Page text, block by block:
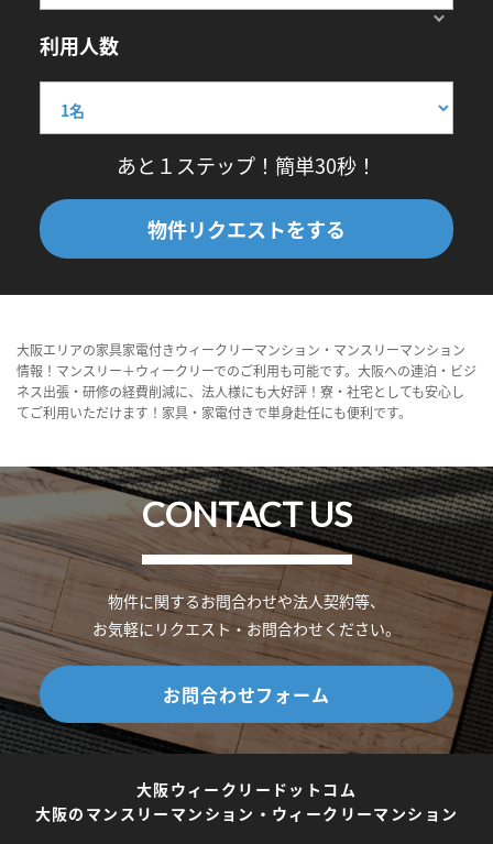
利用人数
あと１ステップ！簡単30秒！
物件リクエストをする
大阪エリアの家具家電付きウィークリーマンション・マンスリーマンション
情報！マンスリー＋ウィークリーでのご利用も可能です。大阪への連泊・ビジ
ネス出張・研修の経費削減に、法人様にも大好評！寮・社宅としても安心し
てご利用いただけます！家具・家電付きで単身赴任にも便利です。
CONTACT US
物件に関するお問合わせや法人契約等、
お気軽にリクエスト・お問合わせください。
お問合わせフォーム
大阪ウィークリードットコム
大阪のマンスリーマンション・ウィークリーマンション